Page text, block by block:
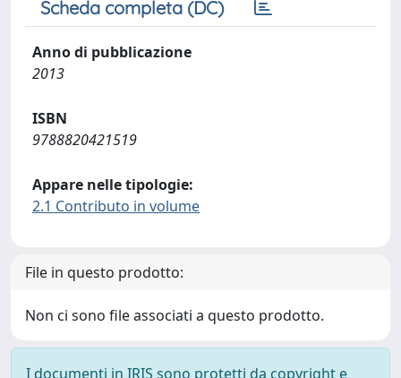
Scheda completa (DC)
Anno di pubblicazione
2013
ISBN
9788820421519
Appare nelle tipologie:
2.1 Contributo in volume
File in questo prodotto:
Non ci sono file associati a questo prodotto.
I documenti in IRIS sono protetti da copyright e